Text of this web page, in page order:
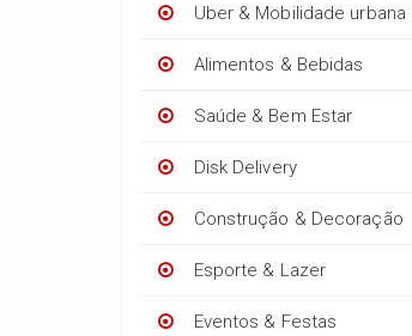
Uber & Mobilidade urbana
Alimentos & Bebidas
Saúde & Bem Estar
Disk Delivery
Construção & Decoração
Esporte & Lazer
Eventos & Festas